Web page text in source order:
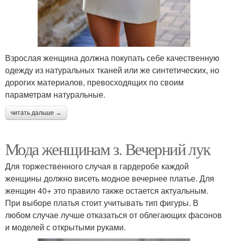
Взрослая женщина должна покупать себе качественную
одежду из натуральных тканей или же синтетических, но
дорогих материалов, превосходящих по своим
параметрам натуральные.
читать дальше →
Мода женщинам з. Вечерний лук
Для торжественного случая в гардеробе каждой
женщины должно висеть модное вечернее платье. Для
женщин 40+ это правило также остается актуальным.
При выборе платья стоит учитывать тип фигуры. В
любом случае лучше отказаться от облегающих фасонов
и моделей с открытыми руками.